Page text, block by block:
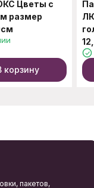
Цветы с
размер
корзину
пакетов,